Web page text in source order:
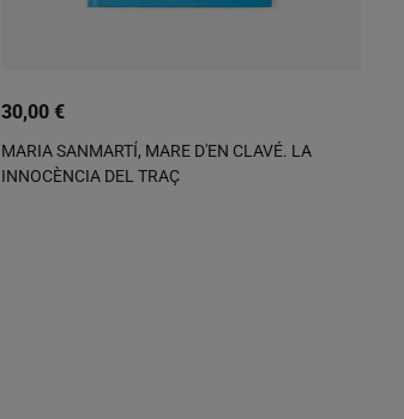
30,00 €
MARIA SANMARTÍ, MARE D'EN CLAVÉ. LA
INNOCÈNCIA DEL TRAÇ